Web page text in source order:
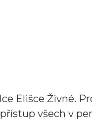
Elišce Živné.
všech v